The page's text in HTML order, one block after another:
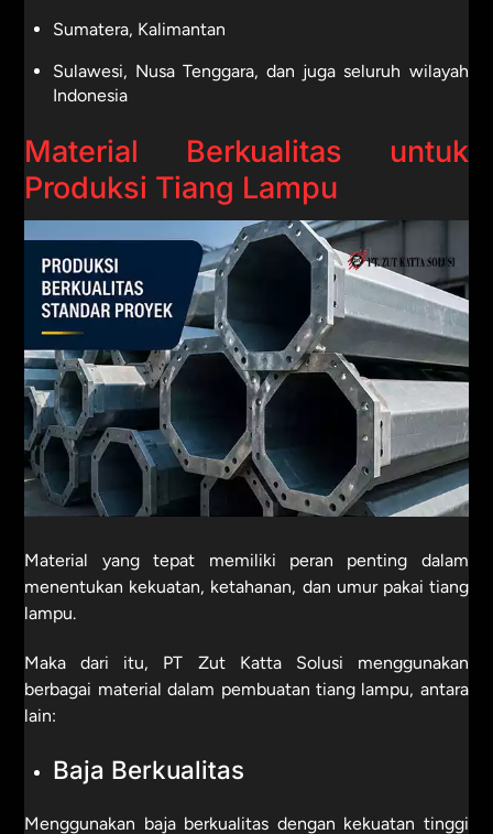
Sumatera, Kalimantan
Sulawesi, Nusa Tenggara, dan juga seluruh wilayah
Indonesia
Material Berkualitas untuk
Produksi Tiang Lampu
Material yang tepat memiliki peran penting dalam
menentukan kekuatan, ketahanan, dan umur pakai tiang
lampu.
Maka dari itu, PT Zut Katta Solusi menggunakan
berbagai material dalam pembuatan tiang lampu, antara
lain:
Baja Berkualitas
Menggunakan baja berkualitas dengan kekuatan tinggi